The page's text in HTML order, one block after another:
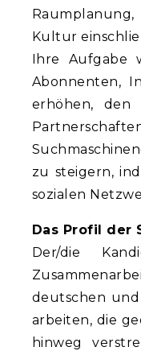
Raumplanung,
Kultur
Ihre Aufgabe
Abonnenten,
erhöhen, den
zu steigern,
sozialen
Das Profil der
Der/die
deutschen und
arbeiten, die
hinweg